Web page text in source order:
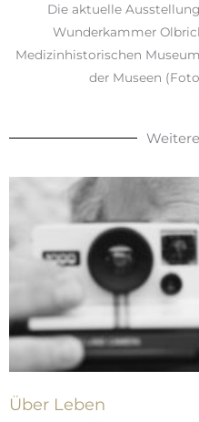
Die aktuelle Ausstellung
Wunderkammer
Medizinhistorischen
der Museen
Über Leben